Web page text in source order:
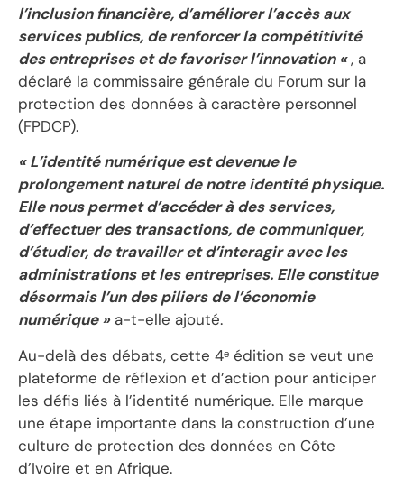
l’inclusion financière, d’améliorer l’accès aux
services publics, de renforcer la compétitivité
des entreprises et de favoriser l’innovation «, a
déclaré la commissaire générale du Forum sur la
protection des données à caractère personnel
(FPDCP).
« L’identité numérique est devenue le
prolongement naturel de notre identité physique.
Elle nous permet d’accéder à des services,
d’effectuer des transactions, de communiquer,
d’étudier, de travailler et d’interagir avec les
administrations et les entreprises. Elle constitue
désormais l’un des piliers de l’économie
numérique »a-t-elle ajouté.
Au-delà des débats, cette 4ᵉ édition se veut une
plateforme de réflexion et d’action pour anticiper
les défis liés à l’identité numérique. Elle marque
une étape importante dans la construction d’une
culture de protection des données en Côte
d’Ivoire et en Afrique.